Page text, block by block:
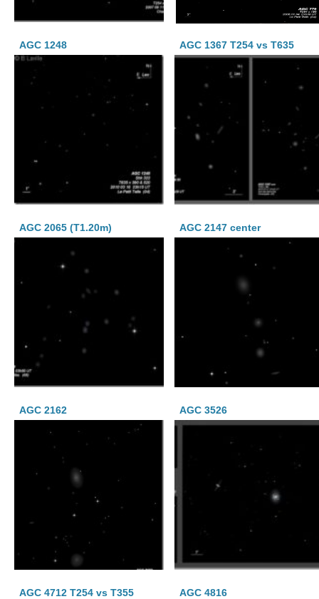
AGC 1248 AGC 1367 T254 vs T635
AGC 2065 (T1.20m) AGC 2147 center
AGC 2162 AGC 3526
AGC 4712 T254 vs T355 AGC 4816